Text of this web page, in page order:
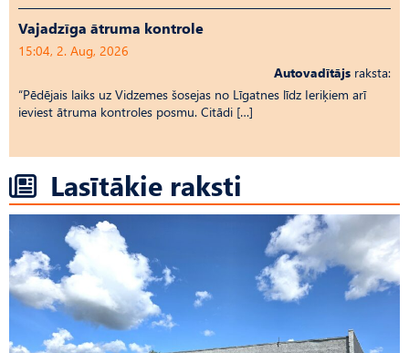
Vajadzīga ātruma kontrole
15:04, 2. Aug, 2026
Autovadītājs raksta:
“Pēdējais laiks uz Vid­ze­mes šosejas no Līgatnes līdz Ieriķiem arī
ieviest ātruma kontroles posmu. Citādi […]
Lasītākie raksti